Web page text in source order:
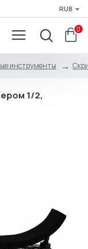
RUB
0
инструменты
1/2,